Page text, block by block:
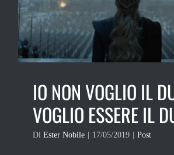
IO NON VOGLIO IL
VOGLIO ESSERE IL
Di Ester Nobile 17/05/2019 Post